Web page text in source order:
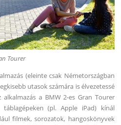
Tourer
(eleinte csak Németországban
utasok számára is élvezetessé
a BMW 2-es Gran Tourer
(pl. Apple iPad) kínál
filmek, sorozatok, hangoskönyvek